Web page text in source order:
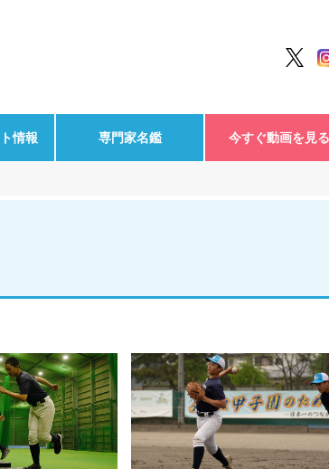
情報 専門家名鑑 今すぐ動画を見る